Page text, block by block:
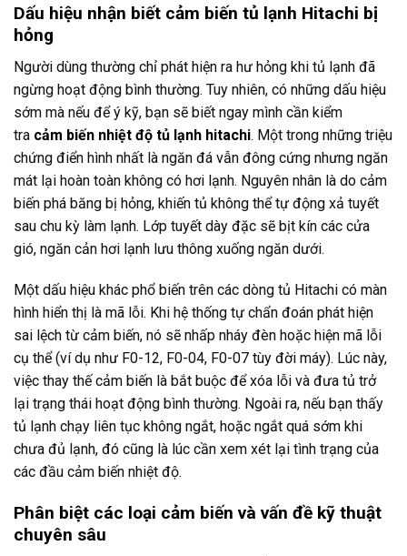
Dấu hiệu nhận biết cảm biến tủ lạnh Hitachi bị
hỏng
Người dùng thường chỉ phát hiện ra hư hỏng khi tủ lạnh đã
ngừng hoạt động bình thường. Tuy nhiên, có những dấu hiệu
sớm mà nếu để ý kỹ, bạn sẽ biết ngay mình cần kiểm
tra cảm biến nhiệt độ tủ lạnh hitachi. Một trong những triệu
chứng điển hình nhất là ngăn đá vẫn đông cứng nhưng ngăn
mát lại hoàn toàn không có hơi lạnh. Nguyên nhân là do cảm
biến phá băng bị hỏng, khiến tủ không thể tự động xả tuyết
sau chu kỳ làm lạnh. Lớp tuyết dày đặc sẽ bịt kín các cửa
gió, ngăn cản hơi lạnh lưu thông xuống ngăn dưới.
Một dấu hiệu khác phổ biến trên các dòng tủ Hitachi có màn
hình hiển thị là mã lỗi. Khi hệ thống tự chẩn đoán phát hiện
sai lệch từ cảm biến, nó sẽ nhấp nháy đèn hoặc hiện mã lỗi
cụ thể (ví dụ như F0-12, F0-04, F0-07 tùy đời máy). Lúc này,
việc thay thế cảm biến là bắt buộc để xóa lỗi và đưa tủ trở
lại trạng thái hoạt động bình thường. Ngoài ra, nếu bạn thấy
tủ lạnh chạy liên tục không ngắt, hoặc ngắt quá sớm khi
chưa đủ lạnh, đó cũng là lúc cần xem xét lại tình trạng của
các đầu cảm biến nhiệt độ.
Phân biệt các loại cảm biến và vấn đề kỹ thuật
chuyên sâu